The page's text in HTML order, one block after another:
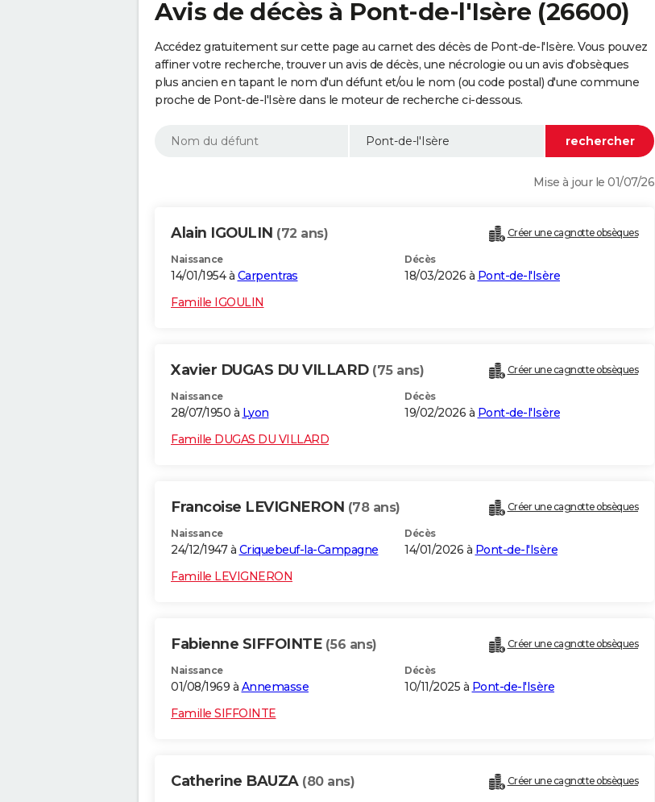
Avis de décès à Pont-de-l'Isère (26600)
Accédez gratuitement sur cette page au carnet des décès de Pont-de-l'Isère. Vous pouvez
affiner votre recherche, trouver un avis de décès, une nécrologie ou un avis d'obsèques
plus ancien en tapant le nom d'un défunt et/ou le nom (ou code postal) d'une commune
proche de Pont-de-l'Isère dans le moteur de recherche ci-dessous.
Mise à jour le 01/07/26
Alain IGOULIN (72 ans) Créer une cagnotte obsèques
Naissance
14/01/1954 à Carpentras
Décès
18/03/2026 à Pont-de-l'Isère
Famille IGOULIN
Xavier DUGAS DU VILLARD (75 ans) Créer une cagnotte obsèques
Naissance
28/07/1950 à Lyon
Décès
19/02/2026 à Pont-de-l'Isère
Famille DUGAS DU VILLARD
Francoise LEVIGNERON (78 ans) Créer une cagnotte obsèques
Naissance
24/12/1947 à Criquebeuf-la-Campagne
Décès
14/01/2026 à Pont-de-l'Isère
Famille LEVIGNERON
Fabienne SIFFOINTE (56 ans) Créer une cagnotte obsèques
Naissance
01/08/1969 à Annemasse
Décès
10/11/2025 à Pont-de-l'Isère
Famille SIFFOINTE
Catherine BAUZA (80 ans) Créer une cagnotte obsèques